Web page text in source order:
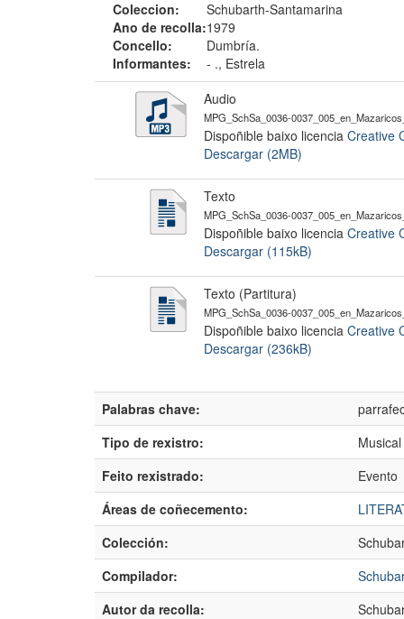
Coleccion:
Schubarth-Santamarina
Ano de recolla:1979
Concello:
Dumbría.
Informantes:
- ., Estrela
Audio
MPG_SchSa_0036-
Dispoñible baixo licencia Creative
Descargar (2MB)
Texto
MPG_SchSa_0036-
Dispoñible baixo licencia Creative
Descargar (115kB)
Texto (Partitura)
MPG_SchSa_0036-
Dispoñible baixo licencia Creative
Descargar (236kB)
Palabras chave:
Tipo de rexistro:
Musical
Feito rexistrado:
Evento
Áreas de coñecemento:
Colección:
Compilador:
Autor da recolla: